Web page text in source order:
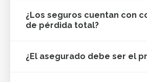
¿Los seguros cuentan con
de pérdida total?
¿El asegurado debe ser el